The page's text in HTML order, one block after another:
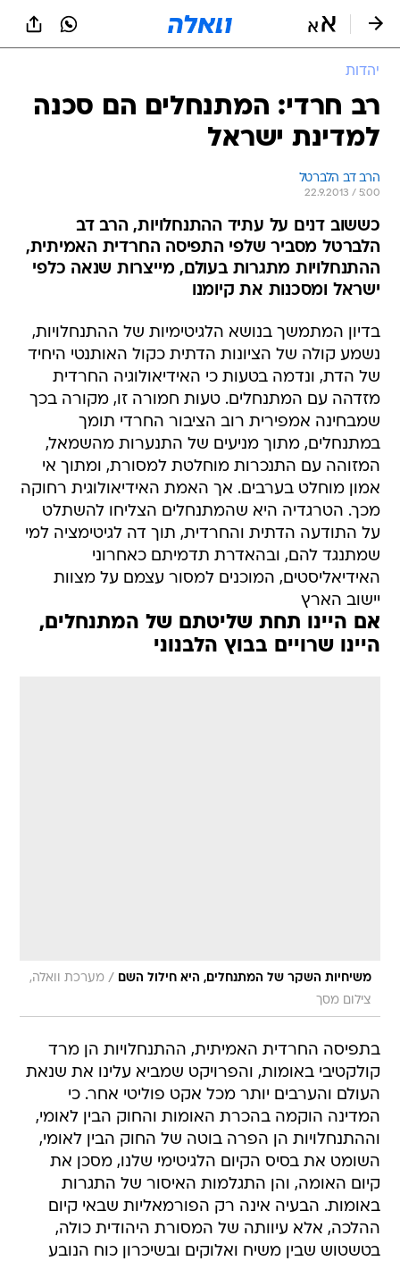
יהדות
רב חרדי: המתנחלים הם סכנה
למדינת ישראל
הרב דב הלברטל
22.9.2013 / 5:00
כששוב דנים על עתיד ההתנחלויות, הרב דב
הלברטל מסביר שלפי התפיסה החרדית האמיתית,
ההתנחלויות מתגרות בעולם, מייצרות שנאה כלפי
ישראל ומסכנות את קיומנו
בדיון המתמשך בנושא הלגיטימיות של ההתנחלויות,
נשמע קולה של הציונות הדתית כקול האותנטי היחיד
של הדת, ונדמה בטעות כי האידיאולוגיה החרדית
מזדהה עם המתנחלים. טעות חמורה זו, מקורה בכך
שמבחינה אמפירית רוב הציבור החרדי תומך
במתנחלים, מתוך מניעים של התנערות מהשמאל,
המזוהה עם התנכרות מוחלטת למסורת, ומתוך אי
אמון מוחלט בערבים. אך האמת האידיאולוגית רחוקה
מכך. הטרגדיה היא שהמתנחלים הצליחו להשתלט
על התודעה הדתית והחרדית, תוך דה לגיטימציה למי
שמתנגד להם, ובהאדרת תדמיתם כאחרוני
האידיאליסטים, המוכנים למסור עצמם על מצוות
יישוב הארץ
אם היינו תחת שליטתם של המתנחלים,
היינו שרויים בבוץ הלבנוני
משיחיות השקר של המתנחלים, היא חילול השם / מערכת וואלה,
צילום מסך
בתפיסה החרדית האמיתית, ההתנחלויות הן מרד
קולקטיבי באומות, והפרויקט שמביא עלינו את שנאת
העולם והערבים יותר מכל אקט פוליטי אחר. כי
המדינה הוקמה בהכרת האומות והחוק הבין לאומי,
וההתנחלויות הן הפרה בוטה של החוק הבין לאומי,
השומט את בסיס הקיום הלגיטימי שלנו, מסכן את
קיום האומה, והן התגלמות האיסור של התגרות
באומות. הבעיה אינה רק הפורמאליות שבאי קיום
ההלכה, אלא עיוותה של המסורת היהודית כולה,
בטשטוש שבין משיח ואלוקים ובשיכרון כוח הנובע